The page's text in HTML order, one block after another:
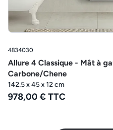
4834030
Allure 4 Classique - Mât à
Carbone/Chene
142.5 x 45 x 12 cm
978,00 € TTC